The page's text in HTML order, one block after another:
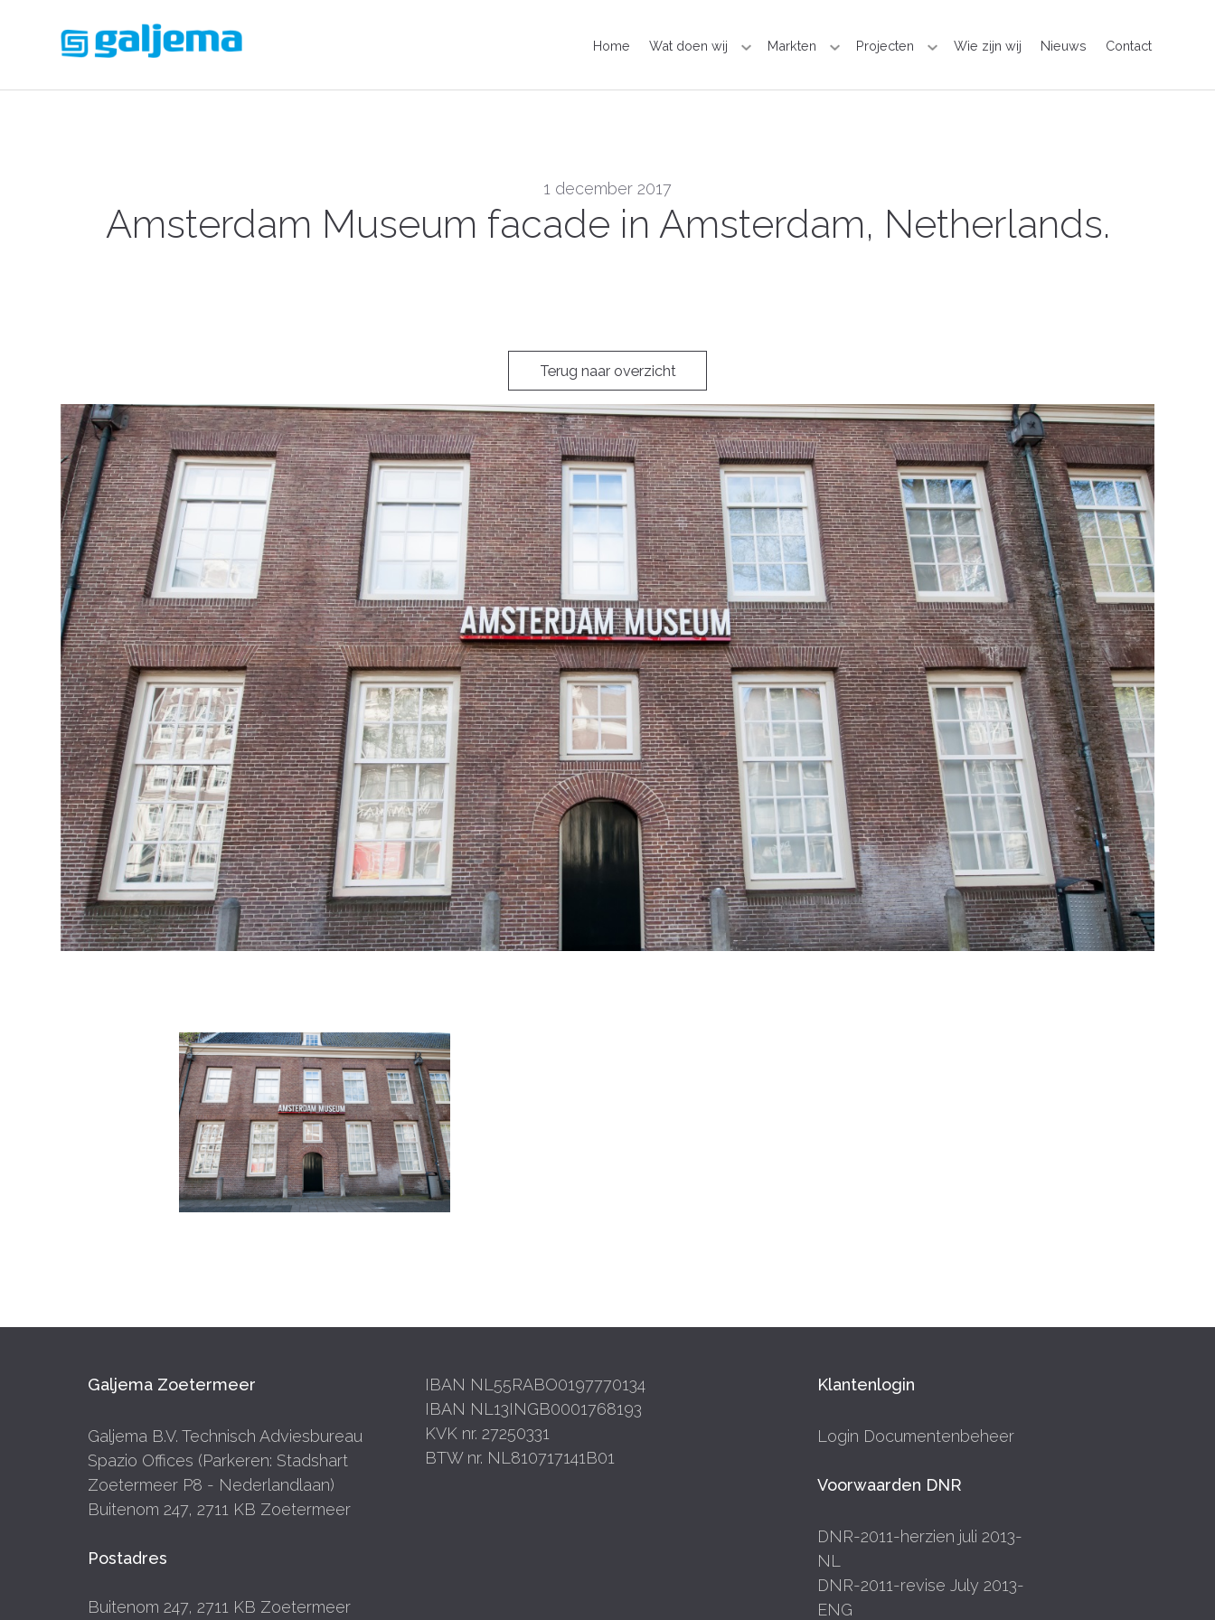
Home Wat doen wij Markten Projecten Wie zijn wij Nieuws Contact
1 december 2017
Amsterdam Museum facade in Amsterdam, Netherlands.
Terug naar overzicht
Galjema Zoetermeer
Galjema B.V. Technisch Adviesbureau
Spazio Offices (Parkeren: Stadshart
Zoetermeer P8 - Nederlandlaan)
Buitenom 247, 2711 KB Zoetermeer
Postadres
Buitenom 247, 2711 KB Zoetermeer
IBAN NL55RABO0197770134
IBAN NL13INGB0001768193
KVK nr. 27250331
BTW nr. NL810717141B01
Klantenlogin
Login Documentenbeheer
Voorwaarden DNR
DNR-2011-herzien juli 2013-
NL
DNR-2011-revise July 2013-
ENG